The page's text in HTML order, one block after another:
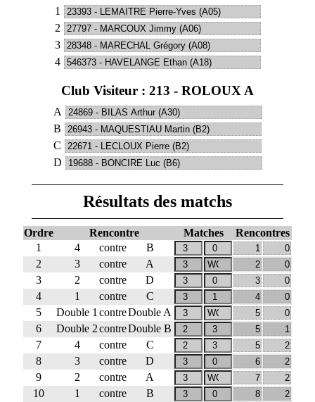
1
2
3
4
Club Visiteur : 213 - ROLOUX A
A
B
C
D
Résultats des matchs
Ordre Rencontre Matches
Rencontres
1
4 contre
B
2
3 contre
A
3
2 contre
D
4
1 contre
C
5
Double 1 contreDouble A
6
Double 2contreDouble B
7
4 contre
C
8
3 contre
D
9
2 contre
A
10
1 contre B